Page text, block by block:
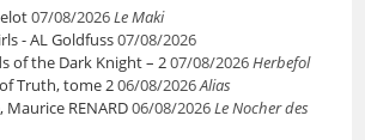
07/08/2026Le Maki
- AL Goldfuss07/08/2026
of the Dark Knight – 207/08/2026Herbefol
Truth, tome 206/08/2026Alias
RENARD06/08/2026Le Nocher des